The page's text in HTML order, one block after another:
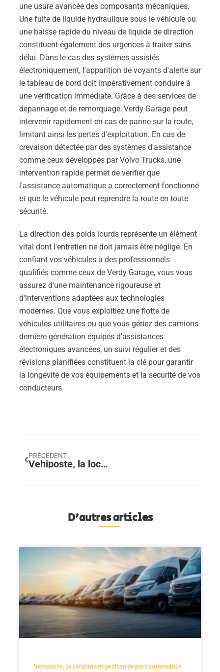
une usure avancée des composants mécaniques.
Une fuite de liquide hydraulique sous le véhicule ou
une baisse rapide du niveau de liquide de direction
constituent également des urgences à traiter sans
délai. Dans le cas des systèmes assistés
électroniquement, l'apparition de voyants d'alerte sur
le tableau de bord doit impérativement conduire à
une vérification immédiate. Grâce à des services de
dépannage et de remorquage, Verdy Garage peut
intervenir rapidement en cas de panne sur la route,
limitant ainsi les pertes d'exploitation. En cas de
crevaison détectée par des systèmes d'assistance
comme ceux développés par Volvo Trucks, une
intervention rapide permet de vérifier que
l'assistance automatique a correctement fonctionné
et que le véhicule peut reprendre la route en toute
sécurité.
La direction des poids lourds représente un élément
vital dont l'entretien ne doit jamais être négligé. En
confiant vos véhicules à des professionnels
qualifiés comme ceux de Verdy Garage, vous vous
assurez d'une maintenance rigoureuse et
d'interventions adaptées aux technologies
modernes. Que vous exploitiez une flotte de
véhicules utilitaires ou que vous gériez des camions
dernière génération équipés d'assistances
électroniques avancées, un suivi régulier et des
révisions planifiées constituent la clé pour garantir
la longévité de vos équipements et la sécurité de vos
conducteurs.
PRÉCEDENT
Vehiposte, la location et gestion de parc automobile professionnel : quelle infrastructure de recharge pour votre flotte électrique ?
D'autres articles
Vehiposte, la location et gestion de parc automobile